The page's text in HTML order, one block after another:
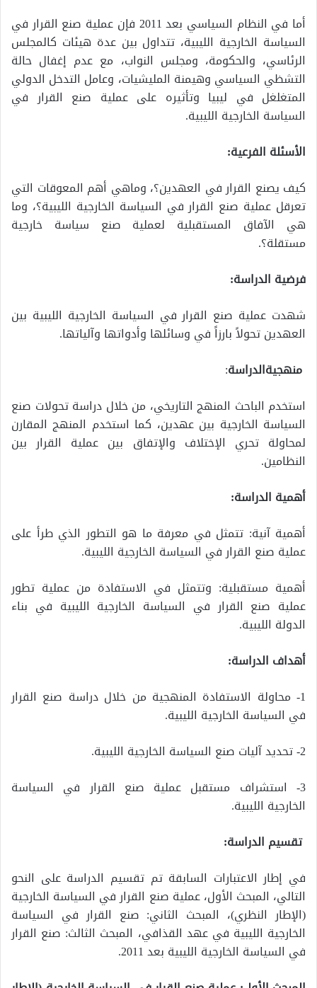
أما في النظام السياسي بعد 2011 فإن عملية صنع القرار في
السياسة الخارجية الليبية، تتداول بين عدة هيئات كالمجلس
الرئاسي، والحكومة، ومجلس النواب، مع عدم إغفال حالة
التشظي السياسي وهيمنة المليشيات، وعامل التدخل الدولي
المتغلغل في ليبيا وتأثيره على عملية صنع القرار في
السياسة الخارجية الليبية.
الأسئلة الفرعية:
كيف يصنع القرار في العهدين؟، وماهي أهم المعوقات التي
تعرقل عملية صنع القرار في السياسة الخارجية الليبية؟، وما
هي الآفاق المستقبلية لعملية صنع سياسة خارجية
مستقلة؟.
فرضية الدراسة:
شهدت عملية صنع القرار في السياسة الخارجية الليبية بين
العهدين تحولاً بارزاً في وسائلها وأدواتها وآلياتها.
منهجيةالدراسة:
استخدم الباحث المنهج التاريخي، من خلال دراسة تحولات صنع
السياسة الخارجية بين عهدين، كما استخدم المنهج المقارن
لمحاولة تحري الإختلاف والإتفاق بين عملية القرار بين
النظامين.
أهمية الدراسة:
أهمية آنية: تتمثل في معرفة ما هو التطور الذي طرأ على
عملية صنع القرار في السياسة الخارجية الليبية.
أهمية مستقبلية: وتتمثل في الاستفادة من عملية تطور
عملية صنع القرار في السياسة الخارجية الليبية في بناء
الدولة الليبية.
أهداف الدراسة:
1- محاولة الاستفادة المنهجية من خلال دراسة صنع القرار
في السياسة الخارجية الليبية.
2- تحديد آليات صنع السياسة الخارجية الليبية.
3- استشراف مستقبل عملية صنع القرار في السياسة
الخارجية الليبية.
تقسيم الدراسة:
في إطار الاعتبارات السابقة تم تقسيم الدراسة على النحو
التالي، المبحث الأول، عملية صنع القرار في السياسة الخارجية
(الإطار النظري)، المبحث الثاني: صنع القرار في السياسة
الخارجية الليبية في عهد القذافي، المبحث الثالث: صنع القرار
في السياسة الخارجية الليبية بعد 2011.